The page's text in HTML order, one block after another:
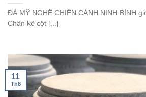
ĐÁ MỸ NGHỆ CHIẾN CẢNH NINH BÌNH
Chân kê cột [...]
11
Th8